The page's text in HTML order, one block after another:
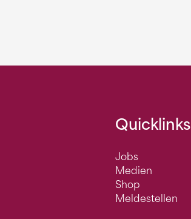
Quicklinks
Jobs
Medien
Shop
Meldestellen